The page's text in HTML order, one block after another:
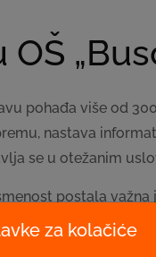
za kolačiće
pohađa više od
nastava
se u otežanim
postala
okruženju
obzira na to kojim